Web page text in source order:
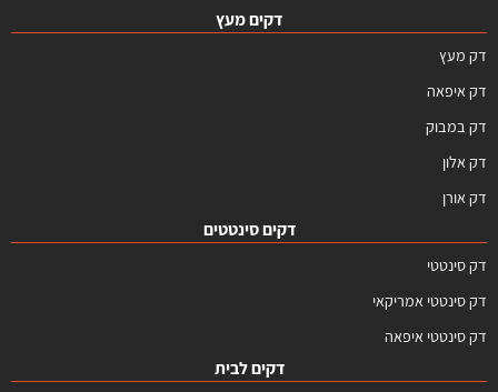
דקים מעץ
דק מעץ
דק איפאה
דק במבוק
דק אלון
דק אורן
דקים סינטטים
דק סינטטי
דק סינטטי אמריקאי
דק סינטטי איפאה
דקים לבית